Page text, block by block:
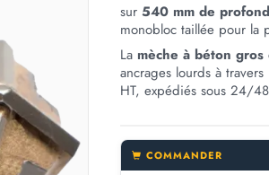
sur540 mm de
monobloc taillée pour la
La mèche à béton gros
ancrages lourds à
HT, expédiés sous 24/
COMMANDER